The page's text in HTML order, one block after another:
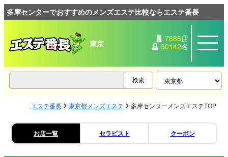
多摩センターでおすすめのメンズエステ比較ならエステ番長
東京 7888店
30142名
エステ番長 東京都メンズエステ 多摩センターメンズエステTOP
お店一覧 セラピスト クーポン